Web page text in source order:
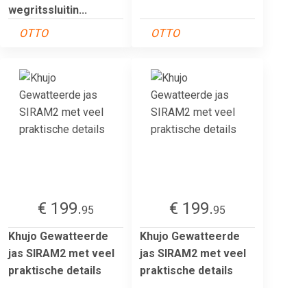
wegritssluitin...
OTTO
OTTO
€ 199.95
Khujo Gewatteerde
jas SIRAM2 met veel
praktische details
€ 199.95
Khujo Gewatteerde
jas SIRAM2 met veel
praktische details